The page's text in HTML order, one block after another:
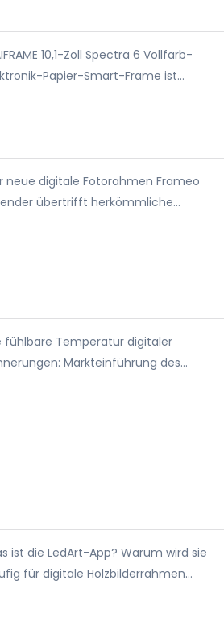
10,1-Zoll Spectra 6 Vollfarb-
Papier-Smart-Frame ist
neue digitale Fotorahmen Frameo
übertrifft herkömmliche
fühlbare Temperatur digitaler
Markteinführung des
ist die LedArt-App? Warum wird sie
für digitale Holzbilderrahmen